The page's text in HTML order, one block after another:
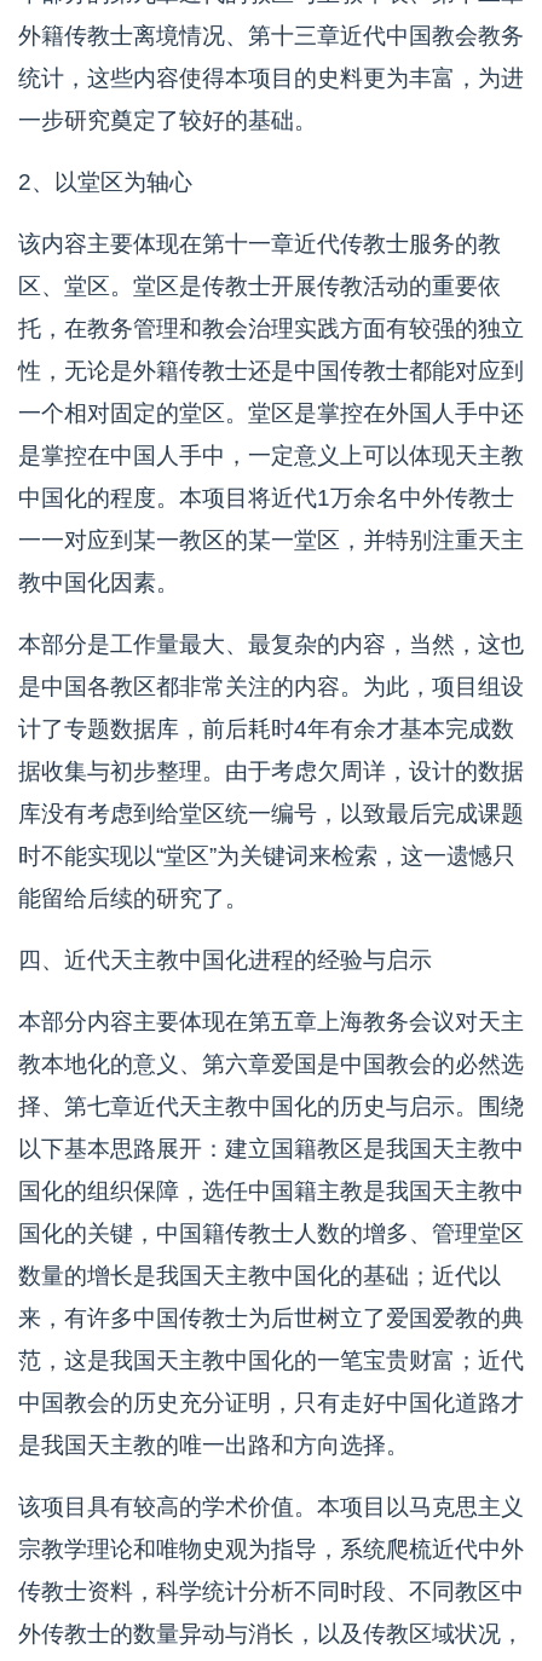
外籍传教士离境情况、第十三章近代中国教会教务
统计，这些内容使得本项目的史料更为丰富，为进
一步研究奠定了较好的基础。
2、以堂区为轴心
该内容主要体现在第十一章近代传教士服务的教
区、堂区。堂区是传教士开展传教活动的重要依
托，在教务管理和教会治理实践方面有较强的独立
性，无论是外籍传教士还是中国传教士都能对应到
一个相对固定的堂区。堂区是掌控在外国人手中还
是掌控在中国人手中，一定意义上可以体现天主教
中国化的程度。本项目将近代1万余名中外传教士
一一对应到某一教区的某一堂区，并特别注重天主
教中国化因素。
本部分是工作量最大、最复杂的内容，当然，这也
是中国各教区都非常关注的内容。为此，项目组设
计了专题数据库，前后耗时4年有余才基本完成数
据收集与初步整理。由于考虑欠周详，设计的数据
库没有考虑到给堂区统一编号，以致最后完成课题
时不能实现以“堂区”为关键词来检索，这一遗憾只
能留给后续的研究了。
四、近代天主教中国化进程的经验与启示
本部分内容主要体现在第五章上海教务会议对天主
教本地化的意义、第六章爱国是中国教会的必然选
择、第七章近代天主教中国化的历史与启示。围绕
以下基本思路展开：建立国籍教区是我国天主教中
国化的组织保障，选任中国籍主教是我国天主教中
国化的关键，中国籍传教士人数的增多、管理堂区
数量的增长是我国天主教中国化的基础；近代以
来，有许多中国传教士为后世树立了爱国爱教的典
范，这是我国天主教中国化的一笔宝贵财富；近代
中国教会的历史充分证明，只有走好中国化道路才
是我国天主教的唯一出路和方向选择。
该项目具有较高的学术价值。本项目以马克思主义
宗教学理论和唯物史观为指导，系统爬梳近代中外
传教士资料，科学统计分析不同时段、不同教区中
外传教士的数量异动与消长，以及传教区域状况，